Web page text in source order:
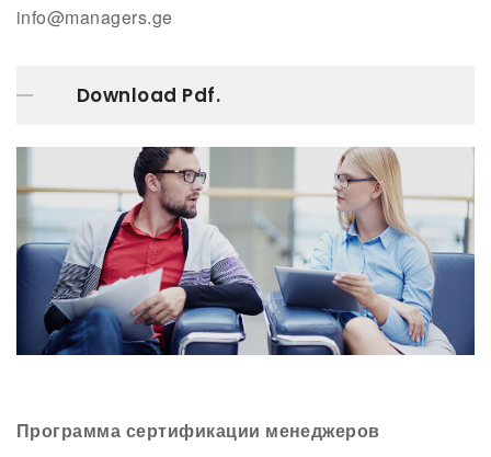
info@managers.ge
Download Pdf.
Программа сертификации менеджеров